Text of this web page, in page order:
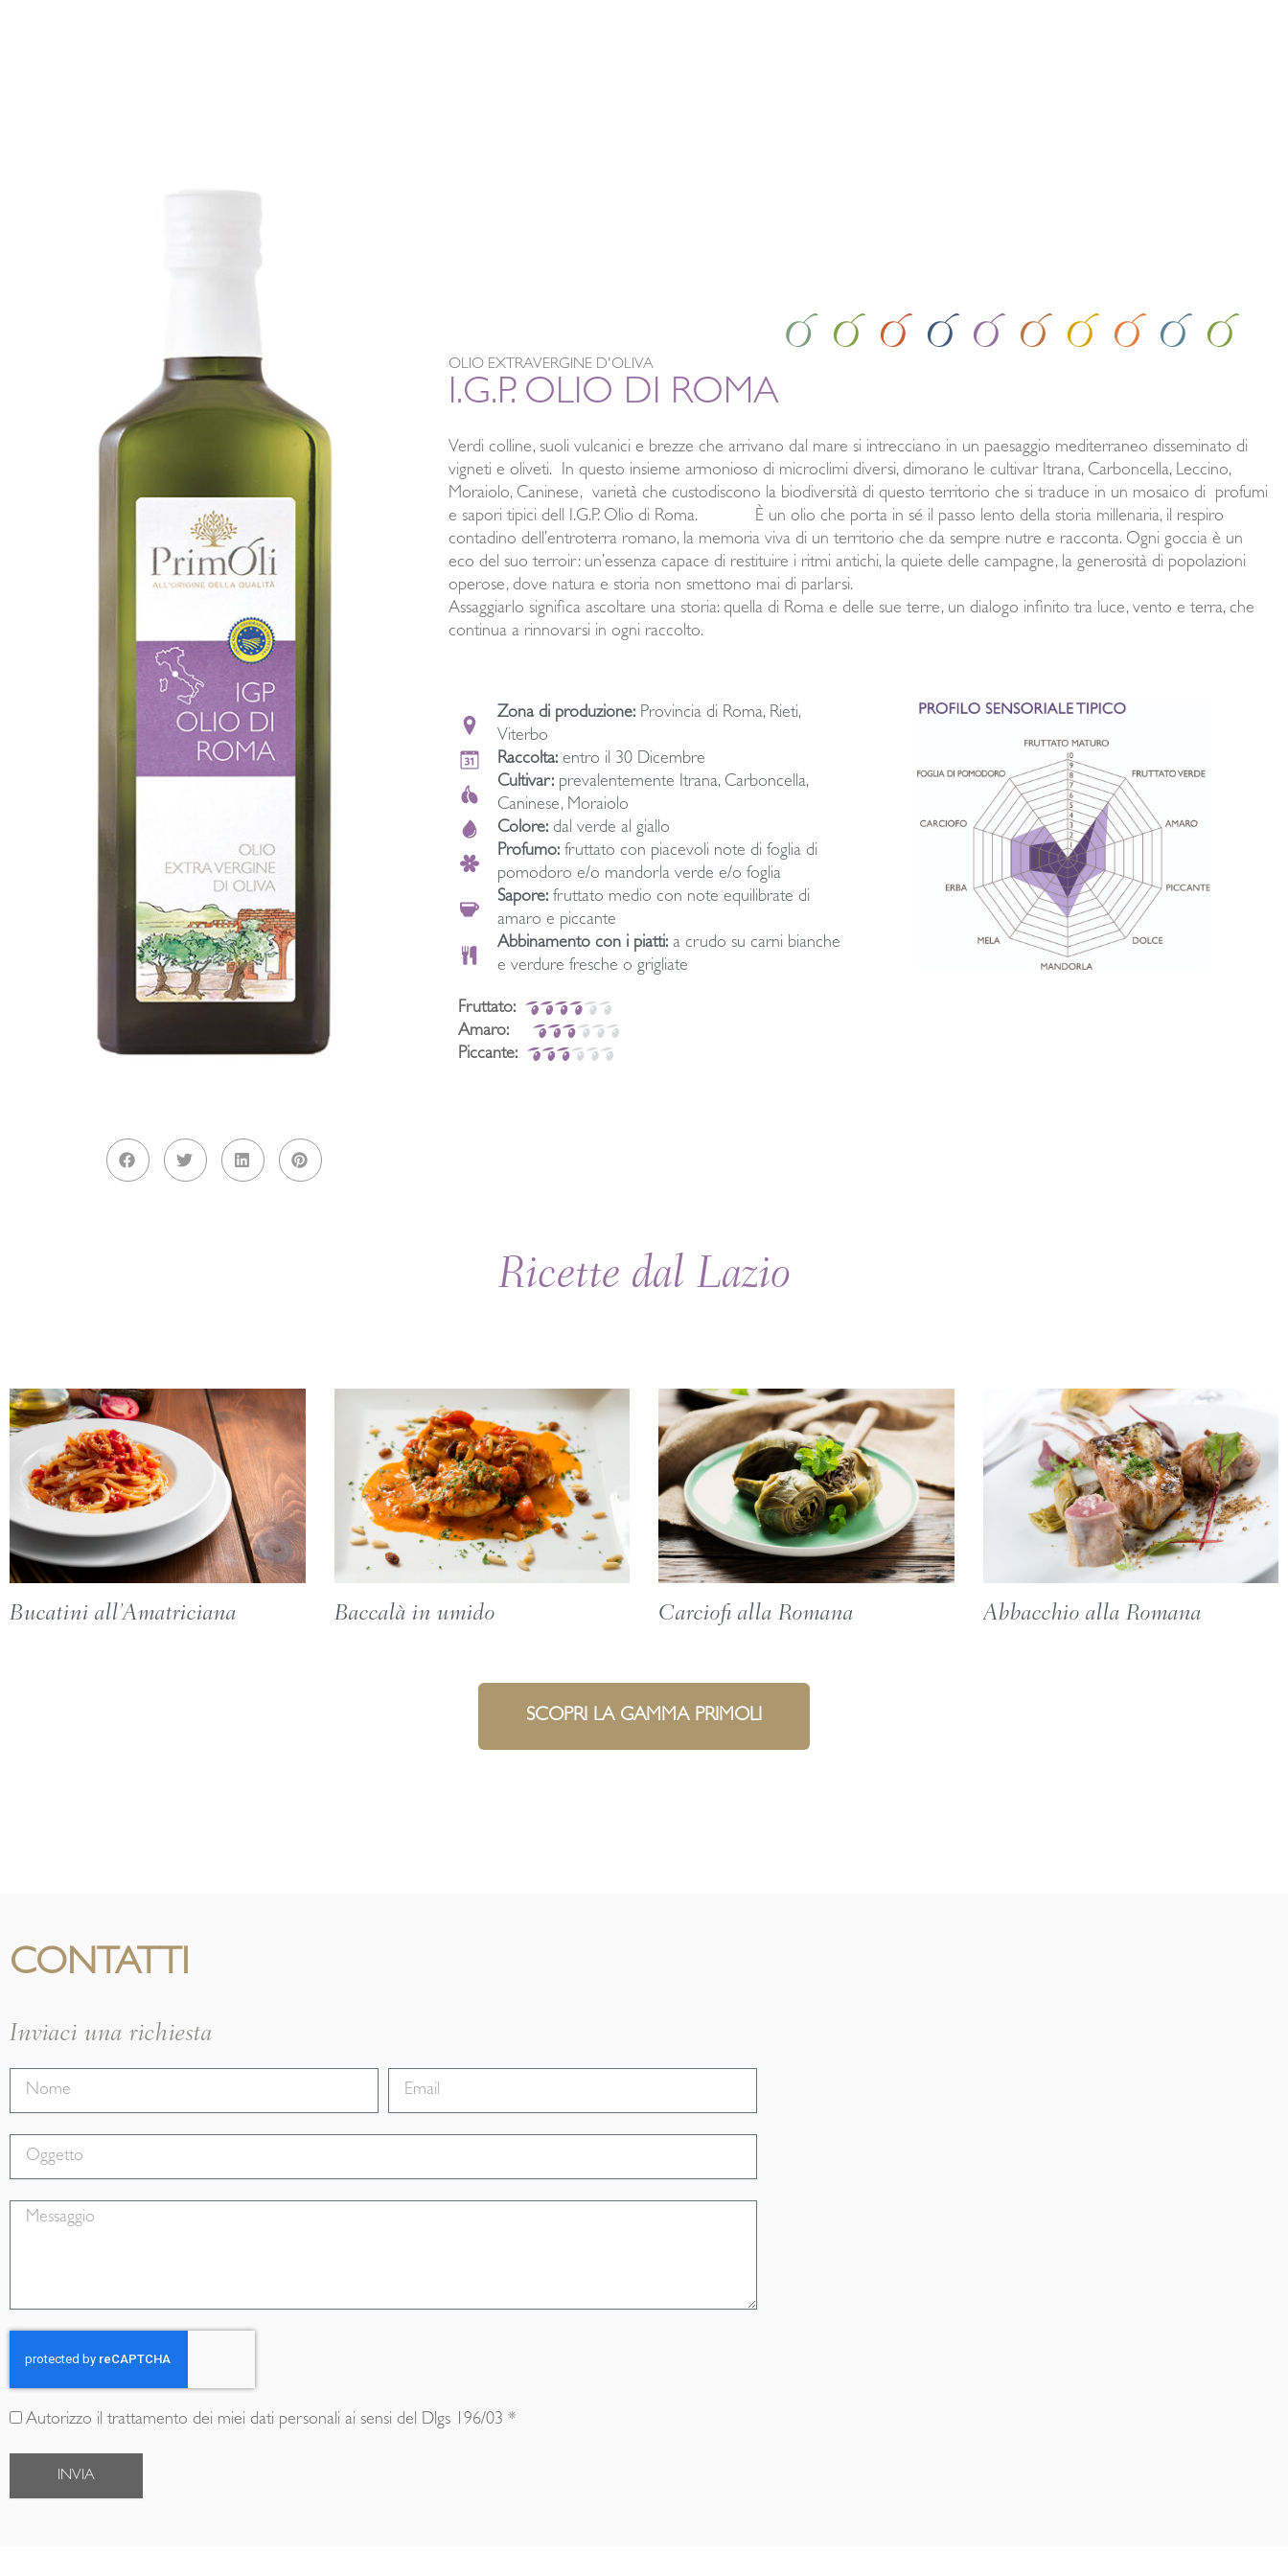
OLIO EXTRAVERGINE D'OLIVA
I.G.P. OLIO DI ROMA
Verdi colline, suoli vulcanici e brezze che arrivano dal mare si intrecciano in un paesaggio mediterraneo disseminato di
vigneti e oliveti. In questo insieme armonioso di microclimi diversi, dimorano le cultivar Itrana, Carboncella, Leccino,
Moraiolo, Caninese, varietà che custodiscono la biodiversità di questo territorio che si traduce in un mosaico di profumi
e sapori tipici dell I.G.P. Olio di Roma. È un olio che porta in sé il passo lento della storia millenaria, il respiro
contadino dell’entroterra romano, la memoria viva di un territorio che da sempre nutre e racconta. Ogni goccia è un
eco del suo terroir: un’essenza capace di restituire i ritmi antichi, la quiete delle campagne, la generosità di popolazioni
operose, dove natura e storia non smettono mai di parlarsi.
Assaggiarlo significa ascoltare una storia: quella di Roma e delle sue terre, un dialogo infinito tra luce, vento e terra, che
continua a rinnovarsi in ogni raccolto.
Zona di produzione:Provincia di Roma, Rieti,
Viterbo
Raccolta:entro il 30 Dicembre
Cultivar:prevalentemente Itrana, Carboncella,
Caninese, Moraiolo
Colore:dal verde al giallo
Profumo:fruttato con piacevoli note di foglia di
pomodoro e/o mandorla verde e/o foglia
Sapore:fruttato medio con note equilibrate di
amaro e piccante
Abbinamento con i piatti:a crudo su carni bianche
e verdure fresche o grigliate
Fruttato:
Amaro:
Piccante:
Ricette dal Lazio
Bucatini all’Amatriciana Baccalà in umido Carciofi alla Romana Abbacchio alla Romana
SCOPRI LA GAMMA PRIMOLI
CONTATTI
Inviaci una richiesta
Messaggio
Accettazione
Autorizzo il trattamento dei miei dati personali ai sensi del Dlgs 196/03 *
INVIA